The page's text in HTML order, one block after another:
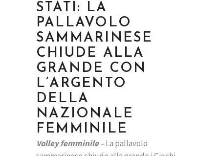
STATI: LA
PALLAVOLO
SAMMARINESE
CHIUDE ALLA
GRANDE CON
L’ARGENTO
DELLA
NAZIONALE
FEMMINILE
Volley femminile –La pallavolo